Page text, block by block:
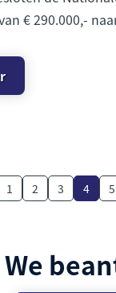
€ 290.000,-
1 2 3 4 5